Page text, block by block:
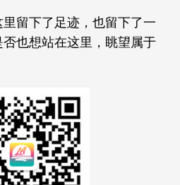
留下了足迹，也留下了一
也想站在这里，眺望属于